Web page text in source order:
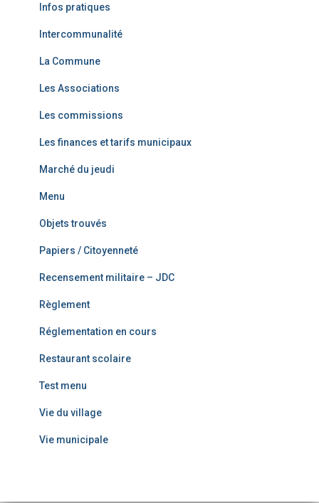
Infos pratiques
Intercommunalité
La Commune
Les Associations
Les commissions
Les finances et tarifs municipaux
Marché du jeudi
Menu
Objets trouvés
Papiers / Citoyenneté
Recensement militaire – JDC
Règlement
Réglementation en cours
Restaurant scolaire
Test menu
Vie du village
Vie municipale